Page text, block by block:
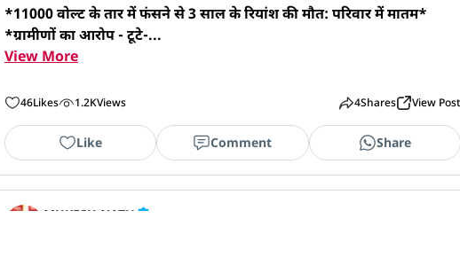
*11000 वोल्ट के तार में फंसने से 3 साल के रियांश की मौत: परिवार में मातम*
*ग्रामीणों का आरोप - टूटे-...
View More
46Likes 1.2KViews 4Shares View Post
Like Comment Share
MUKESH NATH